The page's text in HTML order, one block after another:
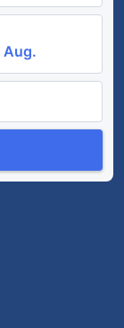
Aug.